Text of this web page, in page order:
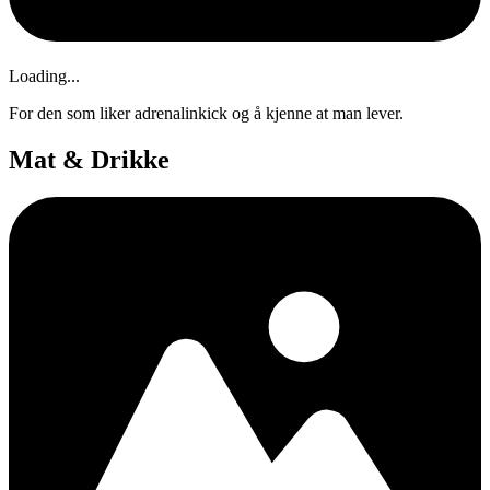
Loading...
For den som liker adrenalinkick og å kjenne at man lever.
Mat & Drikke